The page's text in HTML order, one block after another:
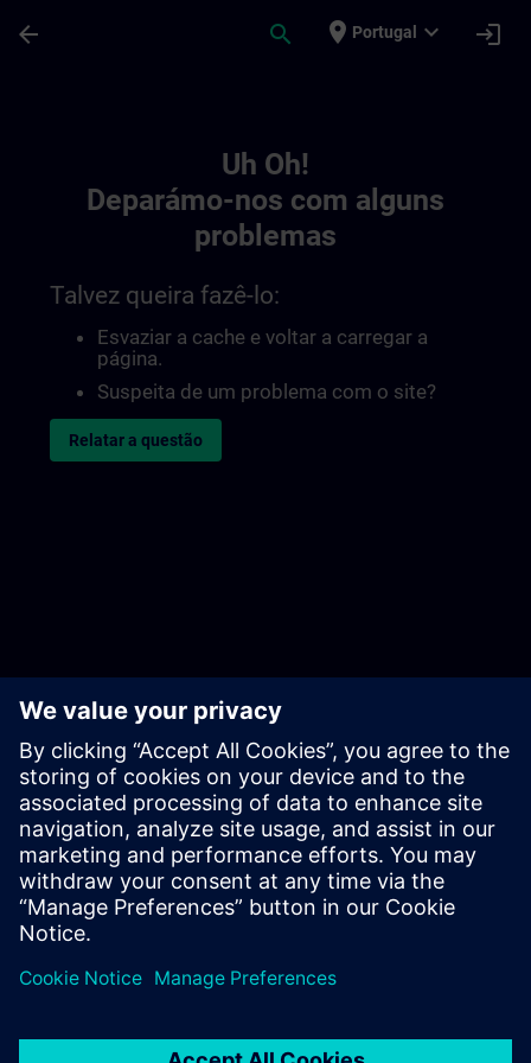
arrow_back search place Portugal expand_more login
Uh Oh!
Deparámo-nos com alguns
problemas
Talvez queira fazê-lo:
Esvaziar a cache e voltar a carregar a
página.
Suspeita de um problema com o site?
Relatar a questão